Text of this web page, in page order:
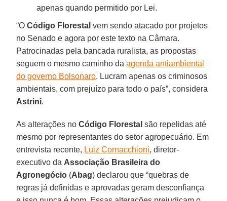
apenas quando permitido por Lei.
“OCódigo Florestal vem sendo atacado por projetos
no Senado e agora por este texto na Câmara.
Patrocinadas pela bancada ruralista, as propostas
seguem o mesmo caminho daagenda antiambiental
do governo Bolsonaro. Lucram apenas os criminosos
ambientais, com prejuízo para todo o país”, considera
Astrini.
As alterações noCódigo Florestal são repelidas até
mesmo por representantes do setor agropecuário. Em
entrevista recente, Luiz Cornacchioni, diretor-
executivo da Associação Brasileira do
Agronegócio (Abag) declarou que “quebras de
regras já definidas e aprovadas geram desconfiança